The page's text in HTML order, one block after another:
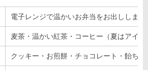
電子レンジで温かいお弁当をお出ししま
麦茶・温かい紅茶・コーヒー（夏はアイ
クッキー・お煎餅・チョコレート・飴ち